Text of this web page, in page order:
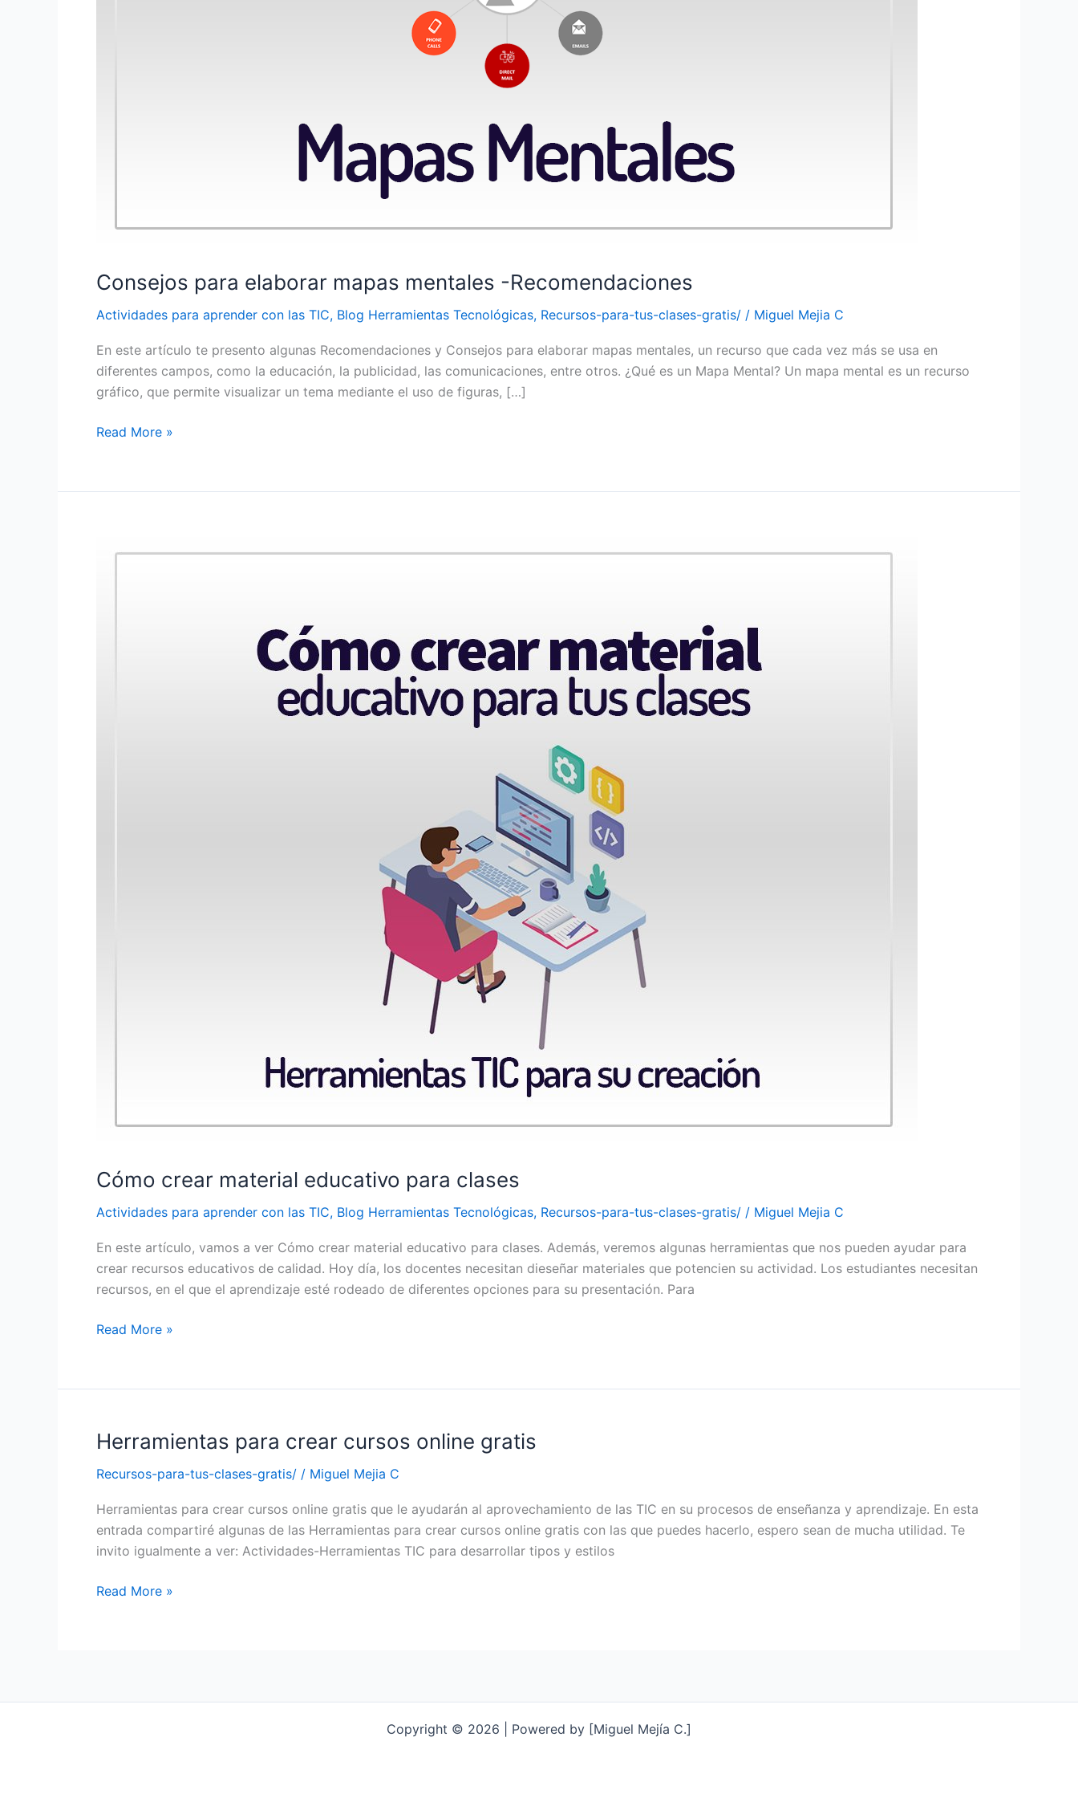
Consejos para elaborar mapas mentales -Recomendaciones
Actividades para aprender con las TIC, Blog Herramientas Tecnológicas, Recursos-para-tus-clases-gratis/ / Miguel Mejia C
En este artículo te presento algunas Recomendaciones y Consejos para elaborar mapas mentales, un recurso que cada vez más se usa en
diferentes campos, como la educación, la publicidad, las comunicaciones, entre otros. ¿Qué es un Mapa Mental? Un mapa mental es un recurso
gráfico, que permite visualizar un tema mediante el uso de figuras, […]
Read More »
Cómo crear material educativo para clases
Actividades para aprender con las TIC, Blog Herramientas Tecnológicas, Recursos-para-tus-clases-gratis/ / Miguel Mejia C
En este artículo, vamos a ver Cómo crear material educativo para clases. Además, veremos algunas herramientas que nos pueden ayudar para
crear recursos educativos de calidad. Hoy día, los docentes necesitan dieseñar materiales que potencien su actividad. Los estudiantes necesitan
recursos, en el que el aprendizaje esté rodeado de diferentes opciones para su presentación. Para
Read More »
Herramientas para crear cursos online gratis
Recursos-para-tus-clases-gratis/ / Miguel Mejia C
Herramientas para crear cursos online gratis que le ayudarán al aprovechamiento de las TIC en su procesos de enseñanza y aprendizaje. En esta
entrada compartiré algunas de las Herramientas para crear cursos online gratis con las que puedes hacerlo, espero sean de mucha utilidad. Te
invito igualmente a ver: Actividades-Herramientas TIC para desarrollar tipos y estilos
Herramientas
crear
Read More »
Copyright © 2026 | Powered by [Miguel Mejía C.]